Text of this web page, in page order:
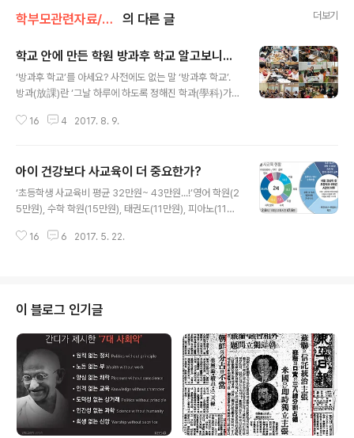
학부모관련자료/사교육 의 다른 글 더보기
학교 안에 만든 학원 방과후 학교 알고보니...
‘방과후 학교’를 아세요? 사전에도 없는 말 ‘방과후 학교’.
방과(放課)란 ‘그날 하루에 하도록 정해진 학과(學科)가
는 또 뭐라? 상식적으로 이해할 수 없는 앞뒤가 맞지 않는
적성교육, 방과후 교실, 수준별 보충학습’이라는 이름의 프
로그램을 포괄하는 개념이다. 정부가 이런 이상한 학교(?)
를 만들면서 방과후 학교를 만들면 ‘획일화된 정규교과 위
학생들 개개인의 소질과 적성계발 및 사교육비 경감, 교육
16 4 2017. 8. 9.
아이 건강보다 사교육이 더 중요한가?
‘초등학생 사교육비 평균 32만원~ 43만원...!’영어 학원(2
5만원), 수학 학원(15만원), 태권도(11만원), 피아노(11만
5%가 소득의 20%. 지출 평균 사교육비는 저학년(1~3학
이유를 알만하지 않은가? 아이 2~3명을 키운다고 가정하
면 부부가 번 돈으로 과외비 마련도 부족하다. 이런 현실을
두고 출산장려정책 어쩌고 하는 말이 88만원세대들에게
뭐라고 들릴까? GMO수입 세계 1위. 연간 1024만톤 수
입.... ‘세계화에 따라 농산물 시장을 개..
16 6 2017. 5. 22.
이 블로그 인기글